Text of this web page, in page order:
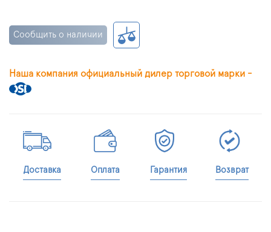
Сообщить о наличии
Наша компания официальный дилер торговой марки -
Доставка Оплата Гарантия Возврат